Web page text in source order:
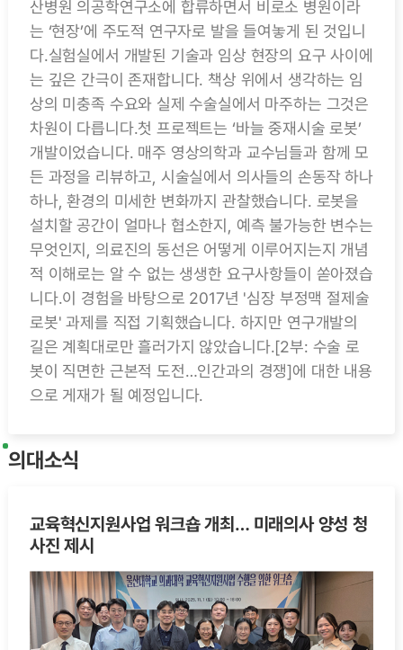
산병원 의공학연구소에 합류하면서 비로소 병원이라
는 ‘현장’에 주도적 연구자로 발을 들여놓게 된 것입니
다.실험실에서 개발된 기술과 임상 현장의 요구 사이에
는 깊은 간극이 존재합니다. 책상 위에서 생각하는 임
상의 미충족 수요와 실제 수술실에서 마주하는 그것은
차원이 다릅니다.첫 프로젝트는 ‘바늘 중재시술 로봇’
개발이었습니다. 매주 영상의학과 교수님들과 함께 모
든 과정을 리뷰하고, 시술실에서 의사들의 손동작 하나
하나, 환경의 미세한 변화까지 관찰했습니다. 로봇을
설치할 공간이 얼마나 협소한지, 예측 불가능한 변수는
무엇인지, 의료진의 동선은 어떻게 이루어지는지 개념
적 이해로는 알 수 없는 생생한 요구사항들이 쏟아졌습
니다.이 경험을 바탕으로 2017년 '심장 부정맥 절제술
로봇' 과제를 직접 기획했습니다. 하지만 연구개발의
길은 계획대로만 흘러가지 않았습니다.[2부: 수술 로
봇이 직면한 근본적 도전…인간과의 경쟁]에 대한 내용
으로 게재가 될 예정입니다.
의대소식
교육혁신지원사업 워크숍 개최… 미래의사 양성 청
사진 제시